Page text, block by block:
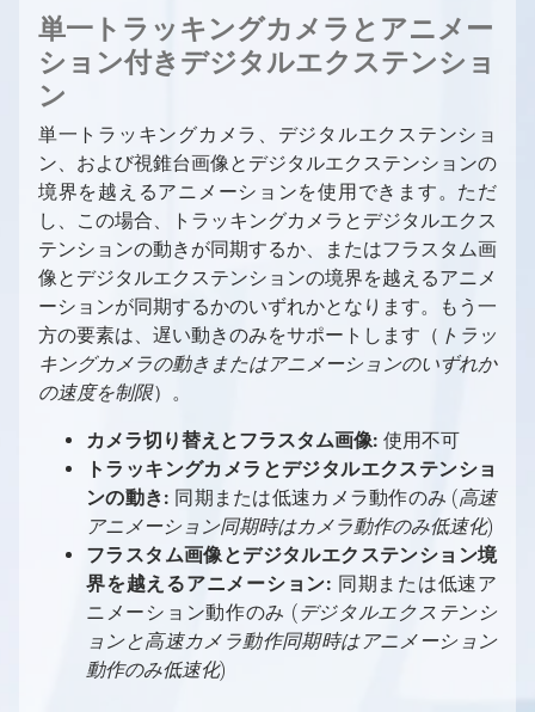
パネルの概要
フローエディターの基本
カメラムーバーのマウス制御
トランスフォーメーションギズモとシーン設
定の編集
注意事項
有線接続によるAximmetry Eyeの使い方
Aximmetry Instant とは何ですか？
Aximmetry Instant Scene のインストール方
法
HDR 入力と出力
NDI
NDI 入力/出力設定
SMPTE 2110
SRT
Streaming
ストリーミング（YouTube、Facebook、
Twitchなど）
Skype、Zoomその他のVoIPソフトウェア
へのストリーミング
録画
カメラ追跡データの録画方法
ビデオ録画と画像キャプチャ
GPIO入力/出力設定
AximmetryでのGPIOの使用
OSC入力/出力設定
DMXをAximmetryで使用する
DMXによるピクセルマッピング
Elgato Stream Deckを使用してシーンを制御
する
Loupedeckコンソール/Razer Stream
Controllerを使用してシーンを制御する
MIDIをAximmetryで使用する
Aximmetryでのシリアルポートの使用
AximmetryでのUDPとTCPの使用
Viscaを使用してAximmetryからPTZカメラ
を制御する
Webサーバーを使用してWebブラウザから
Aximmetryをリモート制御する
AximmetryでのWebSocketとHTTPの使用
Xbox ゲームコントローラーを使用したシー
ンの制御
X-Keysを使用したシーンの制御
AximmetryでMOSを設定する方法
ArionをAximmetryで使用するための設定
Aximmetryとの連携用にAP通信ENPSを設定
対応ファイル形式、エンコーダー、デコーダー
トラッキングシステムユニットの設定
通信の設定
ファイアウォール設定
Aximmetryでのトラッキングシステムの設定
キャリブレーション
カメラキャリブレーションの概念について
カメラキャリブレーター
基本ツール
キャリブレーションのテスト
追加ツール
特定のトラッキングシステムの設定
アンティレイテンシー設定
Indiemark/Glassmarkの使用
Optitrack
HTC Vive設定
HTC Vive Mars設定
Free-D システムの設定
Vanishing Point Viper の使用
高度な情報と機能
カメラとヘッドの変換
PTZ カメラ
モデルの準備
3D モデルのエクスポート
3D モデルのインポート
PBR マテリアル
ライティング
ライトマップ
シャドウ
平面反射
パーティクルシステム
最適化
ネイティブエンジンにおける後処理
ポスト処理効果
トーンマッピング手法
AX Scene Editor 導入ガイド
Unrealプロジェクトの準備
Live Syncを使用した相互的な編集
Aximmetry UEストックシーンの使用と編集
高度な情報と機能
AximmetryのUnrealにおける
VirtualScreen
LevelでSceneを切り替える
FABからアセットを取得する方法
AX Scene Editor用サードパーティ製コー
ドプラグインのインストール方法
AximmetryとUnreal Engineを組み合わせ
たRendering
チャルカメラ）
バーチャルカメラコンパウンド
入力（バーチャルカメラ）
キーイング設定（バーチャルカメラ）
バーチャルカメラコンパウンドでのビルボー
ド設定
バーチャルカメラコンパウンドのカメラコン
トロールパネル
バーチャルカメラの移動
カメラシーケンサー
スタジオ設定例（グリーンスクリーン、トラ
ッキングカメラ）
トラッキングカメラコンパウンド
スタジオコントロールパネル
キーイング設定（トラッキングカメラ）
シーンコントロールパネル
トラッキングカメラビルボード：配置
トラッキングカメラビルボード：影と光
トラッキングカメラビルボード：反射
トラッキングカメラビルボード：オクルージ
ョン
トラッキングカメラコンパウンドのカメラコ
ントロールボード
キーイング
クロマスタジオ背景
良いキーイングの要件
3Dクリーンプレートジェネレーターの使用
外部キーヤーとのAximmetryの使用
UnityでのAximmetryを外部キーヤーとして
使用する方法
Vanilla Unreal EngineでのAximmetryを外部
キーヤーとして使用する方法
Unreal Scene Setup (Green Screen)
ヴィネット補正が役立つ場合
LEDの活用事例
LED 起動時の設定
Unreal シーン設定（LEDウォール）
入力の設定
入力コントロールボードの概要
トラッキング対応カメラインプット
シーン配置
複数のカメラを1つのシーン内に配置する
LEDウォールの設置
LEDウォール制御盤の概要
LEDウォールの設置方法
仮想および物理LEDウォールの設置
LEDウォールXコントロールパネル
スタジオ コントロール パネル
FRUSTUM（フラスタム）の調整
FILL調整
デジタル拡張機能の設定
デジタル拡張機能の設定
ヴィネット補正
LUT測定
デジタル拡張調整
最終化
遅延
単一マシンのLED設置
簡易マルチマシンLED設定
マルチマシンLED設置
異なるプロダクションを別マシンで組み合わ
ARプロダクション
ARプロダクションの概要
スタジオ設定例（AR）
ARカメラコンパウンド
Aximmetryシーン設定（AR）
Unrealシーン設定（AR）
AR マスク
マルチマシン環境
マルチマシン環境の概要
スタジオ設定例（マルチマシン）
マルチマシン設定
大規模スタジオ環境でのマルチマシン
高度な情報と機能
レンダリングからコントロールマシンへの動
OpenAI Compounds
OpenAI Compounds
Aximmetry でのスクリプト作成
Aximmetry でのスクリプト作成の概要
コマンドラインスイッチ
フォーマット文字列
Aximmetryコンテンツ保護
カメラコンパウンド内の伝送トンネル
Aximmetryの内部構造
Aximmetryの内部構造の概要
イン・トゥ・アウト遅延
チャートリアル
単一トラッキングカメラとアニメー
ション付きデジタルエクステンショ
ン
単一トラッキングカメラ、デジタルエクステンショ
ン、および視錐台画像とデジタルエクステンションの
境界を越えるアニメーションを使用できます。ただ
し、この場合、トラッキングカメラとデジタルエクス
テンションの動きが同期するか、またはフラスタム画
像とデジタルエクステンションの境界を越えるアニメ
ーションが同期するかのいずれかとなります。もう一
方の要素は、遅い動きのみをサポートします（ トラッ
キングカメラの動きまたはアニメーションのいずれか
の速度を制限）。
カメラ切り替えとフラスタム画像: 使用不可
トラッキングカメラとデジタルエクステンショ
ンの動き: 同期または低速カメラ動作のみ (高速
アニメーション同期時はカメラ動作のみ低速化)
フラスタム画像とデジタルエクステンション境
界を越えるアニメーション: 同期または低速ア
ニメーション動作のみ (デジタルエクステンシ
ョンと高速カメラ動作同期時はアニメーション
動作のみ低速化)